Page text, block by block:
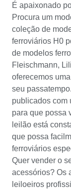
É apaixonado
Procura um
coleção de
ferroviários H0
de modelos
Fleischmann,
oferecemos
seu
publicados com
para que possa
leilão está
que possa
ferroviários
Quer vender o
acessórios? Os
leiloeiros